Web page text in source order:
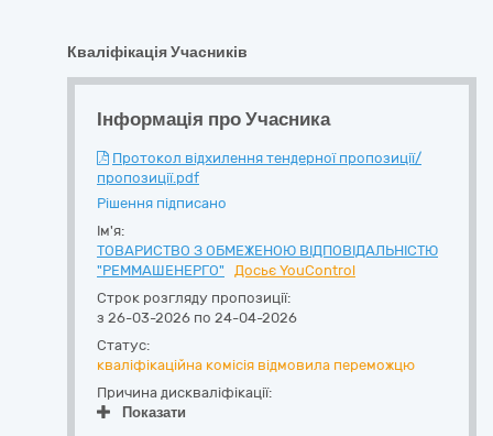
Кваліфікація Учасників
Інформація про Учасника
Протокол відхилення тендерної пропозиції/
пропозиції.pdf
Рішення підписано
Ім'я:
ТОВАРИСТВО З ОБМЕЖЕНОЮ ВІДПОВІДАЛЬНІСТЮ
"РЕММАШЕНЕРГО"
Досьє YouControl
Строк розгляду пропозиції:
з 26-03-2026 по 24-04-2026
Статус:
кваліфікаційна комісія відмовила переможцю
Причина дискваліфікації:
Показати